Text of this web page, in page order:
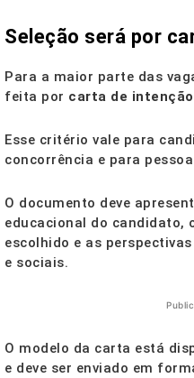
Seleção será por
Para a maior parte das
feita por carta de intenção
Esse critério vale para
concorrência e para
O documento deve
educacional do candidato,
escolhido e as
e sociais.
O modelo da carta está
e deve ser enviado em